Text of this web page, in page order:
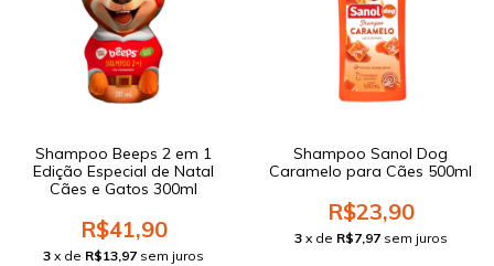
Shampoo Beeps 2 em 1
Edição Especial de Natal
Cães e Gatos 300ml
R$41,90
3 x de R$13,97 sem juros
Shampoo Sanol Dog
Caramelo para Cães 500ml
R$23,90
3 x de R$7,97 sem juros